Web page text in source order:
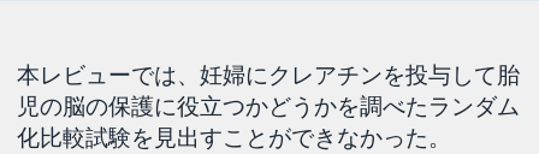
本レビューでは、妊婦にクレアチンを投与して胎
児の脳の保護に役立つかどうかを調べたランダム
化比較試験を見出すことができなかった。